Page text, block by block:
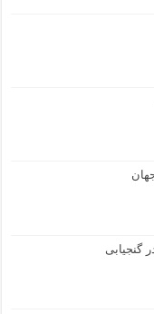
گنجیابی